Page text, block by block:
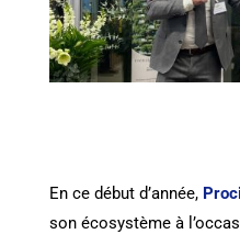
En ce début d’année,
son écosystème à